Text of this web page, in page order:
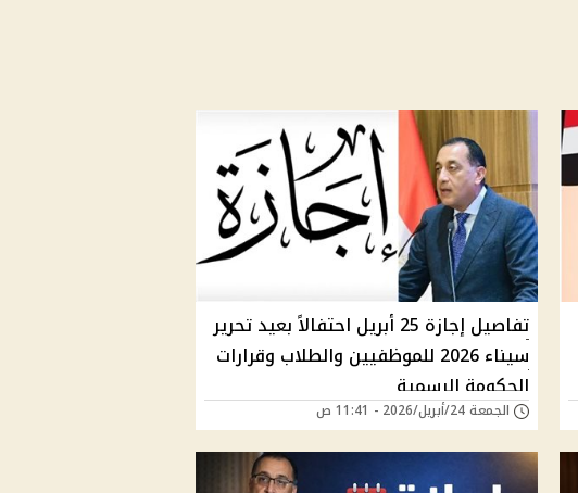
تفاصيل إجازة 25 أبريل احتفالاً بعيد تحرير
سيناء 2026 للموظفيين والطلاب وقرارات
الحكومة الرسمية
الجمعة 24/أبريل/2026 - 11:41 ص